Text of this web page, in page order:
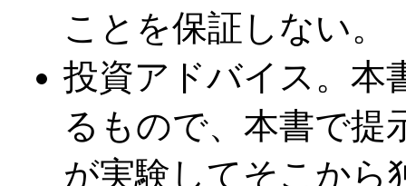
ことを保証しない。
投資アドバイス。本
るもので、本書で提
が実験してそこから